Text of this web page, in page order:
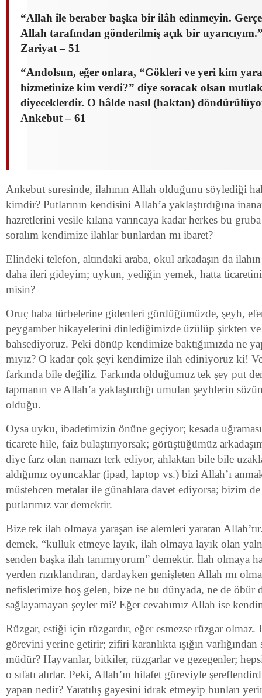
“Allah ile beraber başka bir ilâh edinmeyin.
Allah tarafından gönderilmiş açık bir
Zariyat – 51
“Andolsun, eğer onlara, “Gökleri ve yeri kim
hizmetinize kim verdi?” diye soracak olsan
diyeceklerdir. O hâlde nasıl (haktan)
Ankebut – 61
Ankebut suresinde, ilahının Allah olduğunu söylediği
kimdir? Putlarının kendisini Allah’a yaklaştırdığına
hazretlerini vesile kılana varıncaya kadar herkes bu
soralım kendimize ilahlar bunlardan mı ibaret?
Elindeki telefon, altındaki araba, okul arkadaşın da
daha ileri gideyim; uykun, yediğin yemek, hatta
misin?
Oruç baba türbelerine gidenleri gördüğümüzde, şeyh,
peygamber hikayelerini dinlediğimizde üzülüp şirkten
bahsediyoruz. Peki dönüp kendimize baktığımızda ne
mıyız? O kadar çok şeyi kendimize ilah ediniyoruz ki!
farkında bile değiliz. Farkında olduğumuz tek şey put
tapmanın ve Allah’a yaklaştırdığı umulan şeyhlerin
olduğu.
Oysa uyku, ibadetimizin önüne geçiyor; kesada
ticarete hile, faiz bulaştırıyorsak; görüştüğümüz
diye farz olan namazı terk ediyor, ahlaktan bile bile
aldığımız oyuncaklar (ipad, laptop vs.) bizi Allah’ı
müstehcen metalar ile günahlara davet ediyorsa; bizim
putlarımız var demektir.
Bize tek ilah olmaya yaraşan ise alemleri yaratan
demek, “kulluk etmeye layık, ilah olmaya layık olan
senden başka ilah tanımıyorum” demektir. İlah olmaya
yerden rızıklandıran, dardayken genişleten Allah mı
nefislerimize hoş gelen, bize ne bu dünyada, ne de öbür
sağlayamayan şeyler mi? Eğer cevabımız Allah ise
Rüzgar, estiği için rüzgardır, eğer esmezse rüzgar olmaz.
görevini yerine getirir; zifiri karanlıkta ışığın
müdür? Hayvanlar, bitkiler, rüzgarlar ve gezegenler;
o sıfatı alırlar. Peki, Allah’ın hilafet göreviyle
yapan nedir? Yaratılış gayesini idrak etmeyip bunları